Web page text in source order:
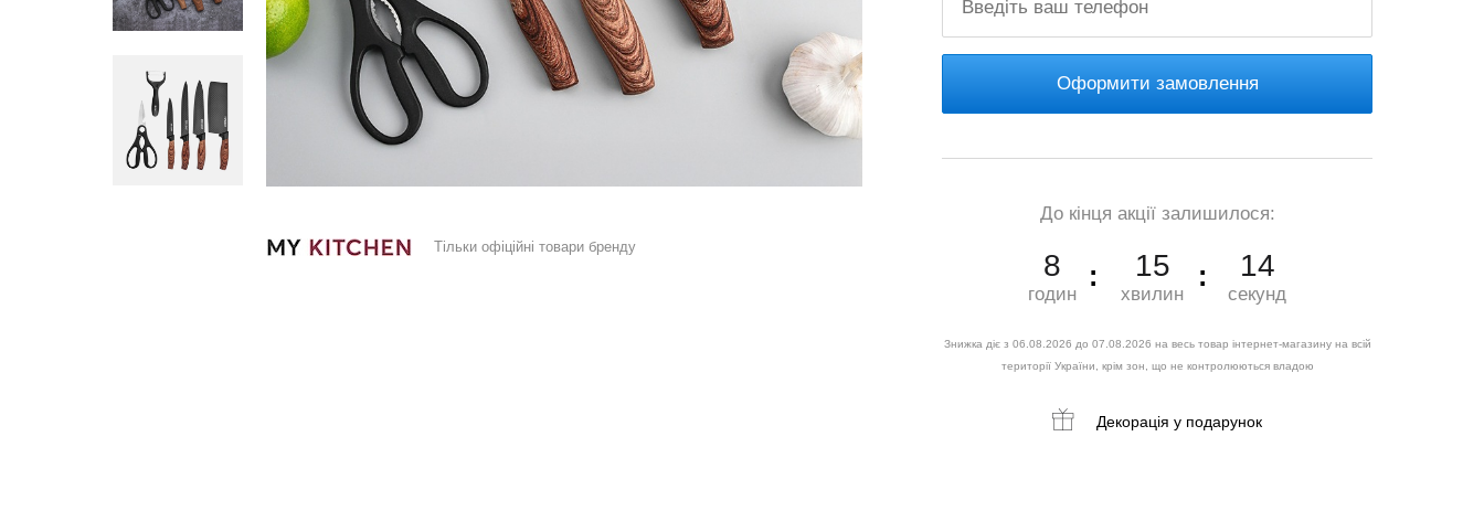
Тільки офіційні товари бренду
Оформити замовлення
До кінця акції залишилося:
8
годин
15
хвилин
13
секунд
Знижка діє з 06.08.2026 до 07.08.2026 на весь товар інтернет-магазину на всій
території України, крім зон, що не контролюються владою
Декорація у подарунок